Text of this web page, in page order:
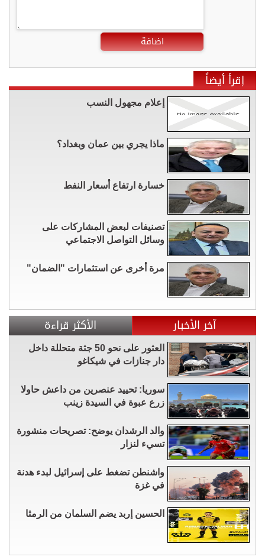
اضافة
إقرأ أيضاً
إعلام مجهول النسب
ماذا يجري بين عمان وبغداد؟
خسارة ارتفاع أسعار النفط
تصنيفات لبعض المشاركات على
وسائل التواصل الاجتماعي
مرة أخرى عن استثمارات "الضمان"
آخر الأخبار الأكثر قراءة
العثور على نحو 50 جثة متحللة داخل
دار جنازات في شيكاغو
سوريا: تحييد عنصرين من داعش حاولا
زرع عبوة في السيدة زينب
والد الرشدان يوضح: تصريحات منشورة
تسيء لنزار
واشنطن تضغط على إسرائيل لبدء هدنة
في غزة
الحسين إربد يضم السلمان من الرمثا